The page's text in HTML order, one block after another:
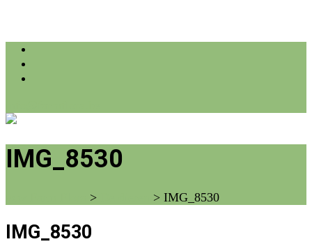
IMG_8530
> > IMG_8530
IMG_8530